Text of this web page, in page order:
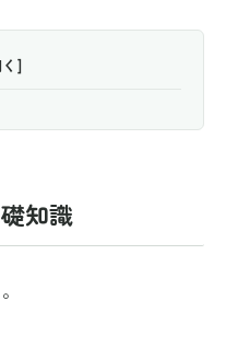
知識